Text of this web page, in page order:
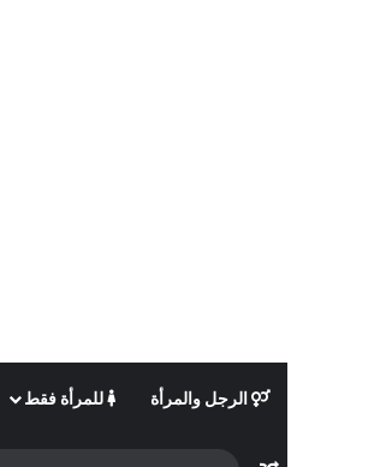
الرجل والمرأة للمرأة فقط